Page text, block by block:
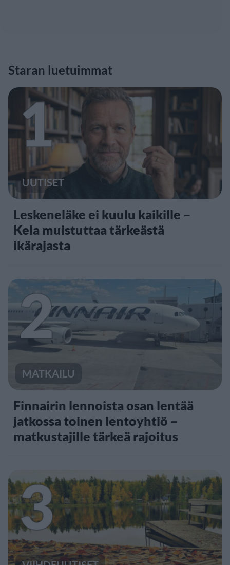
Staran luetuimmat
1
UUTISET
Leskeneläke ei kuulu kaikille –
Kela muistuttaa tärkeästä
ikärajasta
2
MATKAILU
Finnairin lennoista osan lentää
jatkossa toinen lentoyhtiö –
matkustajille tärkeä rajoitus
3